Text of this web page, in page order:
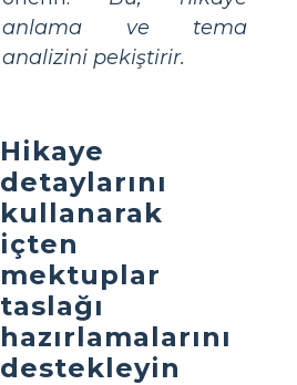
anlama ve tema
analizini pekiştirir.
Hikaye
detaylarını
kullanarak
içten
mektuplar
taslağı
hazırlamalarını
destekleyin